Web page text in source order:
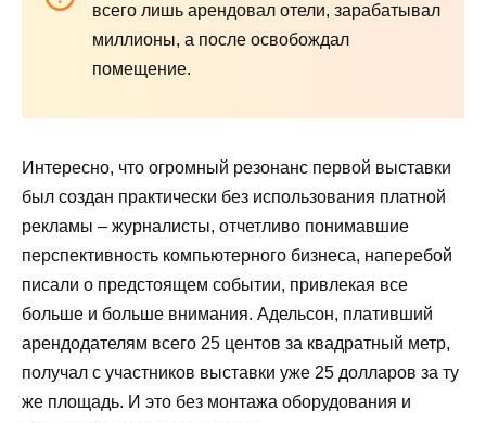
всего лишь арендовал отели, зарабатывал
миллионы, а после освобождал
помещение.
Интересно, что огромный резонанс первой выставки
был создан практически без использования платной
рекламы – журналисты, отчетливо понимавшие
перспективность компьютерного бизнеса, наперебой
писали о предстоящем событии, привлекая все
больше и больше внимания. Адельсон, плативший
арендодателям всего 25 центов за квадратный метр,
получал с участников выставки уже 25 долларов за ту
же площадь. И это без монтажа оборудования и